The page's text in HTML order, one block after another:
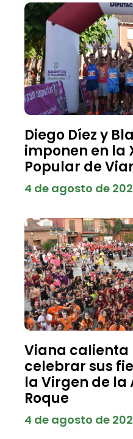
Diego Díez y
imponen en la
Popular de
4 de agosto de
Viana calienta
celebrar sus
la Virgen de la
Roque
4 de agosto de